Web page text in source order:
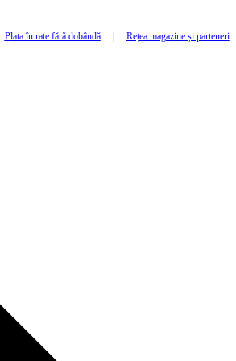
Plata în rate fără dobândă| Rețea magazine și parteneri